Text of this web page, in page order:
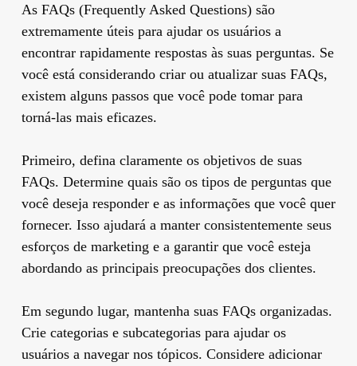
As FAQs (Frequently Asked Questions) são
extremamente úteis para ajudar os usuários a
encontrar rapidamente respostas às suas perguntas. Se
você está considerando criar ou atualizar suas FAQs,
existem alguns passos que você pode tomar para
torná-las mais eficazes.
Primeiro, defina claramente os objetivos de suas
FAQs. Determine quais são os tipos de perguntas que
você deseja responder e as informações que você quer
fornecer. Isso ajudará a manter consistentemente seus
esforços de marketing e a garantir que você esteja
abordando as principais preocupações dos clientes.
Em segundo lugar, mantenha suas FAQs organizadas.
Crie categorias e subcategorias para ajudar os
usuários a navegar nos tópicos. Considere adicionar